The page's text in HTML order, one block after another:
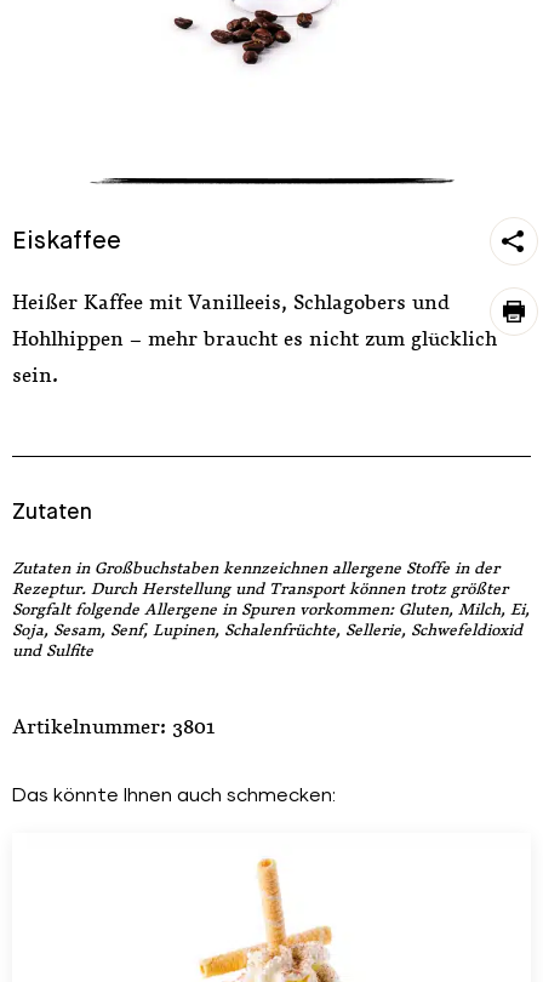
Eiskaffee
Heißer Kaffee mit Vanilleeis, Schlagobers und
Hohlhippen – mehr braucht es nicht zum glücklich
sein.
Zutaten
Zutaten in Großbuchstaben kennzeichnen allergene Stoffe in der
Rezeptur. Durch Herstellung und Transport können trotz größter
Sorgfalt folgende Allergene in Spuren vorkommen: Gluten, Milch, Ei,
Soja, Sesam, Senf, Lupinen, Schalenfrüchte, Sellerie, Schwefeldioxid
und Sulfite
Artikelnummer: 3801
Das könnte Ihnen auch schmecken: